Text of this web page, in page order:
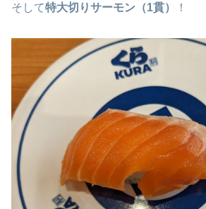
そして特大切りサーモン（1貫） ！